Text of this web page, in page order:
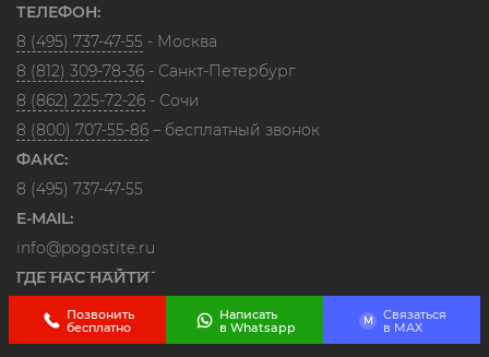
ТЕЛЕФОН:
8 (495) 737-47-55 - Москва
8 (812) 309-78-36 - Санкт-Петербург
8 (862) 225-72-26 - Сочи
8 (800) 707-55-86 – бесплатный звонок
ФАКС:
8 (495) 737-47-55
E-MAIL:
info@pogostite.ru
ГДЕ НАС НАЙТИ
Позвонить
бесплатно
Написать
в Whatsapp
M
Связаться
в МАХ